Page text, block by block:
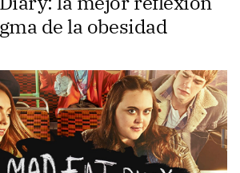
de la obesidad